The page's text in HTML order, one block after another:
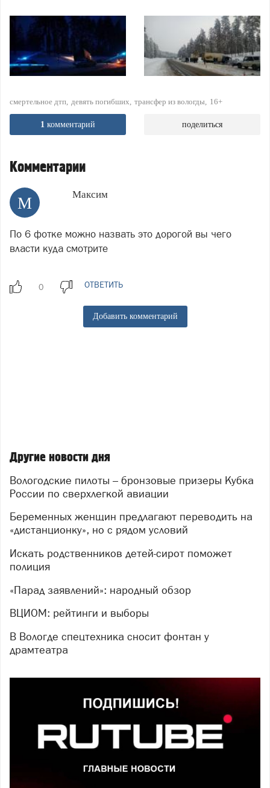
смертельное дтп девять погибших трансфер из вологды 16+
1 комментарий поделиться
Комментарии
М Максим
По 6 фотке можно назвать это дорогой вы чего
власти куда смотрите
ОТВЕТИТЬ
Добавить комментарий
Другие новости дня
Вологодские пилоты – бронзовые призеры Кубка
России по сверхлегкой авиации
Беременных женщин предлагают переводить на
«дистанционку», но с рядом условий
Искать родственников детей-сирот поможет
полиция
«Парад заявлений»: народный обзор
ВЦИОМ: рейтинги и выборы
В Вологде спецтехника сносит фонтан у
драмтеатра